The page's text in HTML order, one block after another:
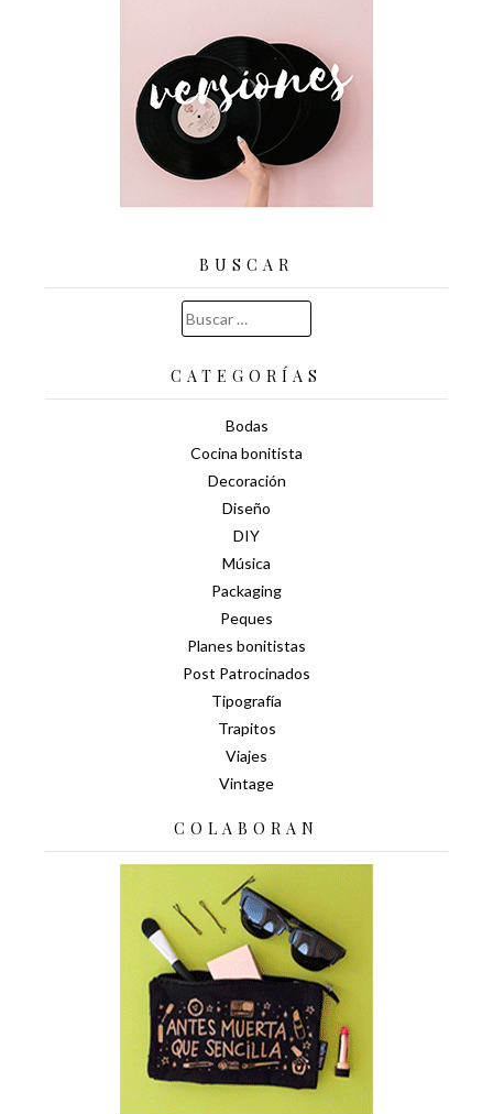
BUSCAR
Buscar:
CATEGORÍAS
Bodas
Cocina bonitista
Decoración
Diseño
DIY
Música
Packaging
Peques
Planes bonitistas
Post Patrocinados
Tipografía
Trapitos
Viajes
Vintage
COLABORAN